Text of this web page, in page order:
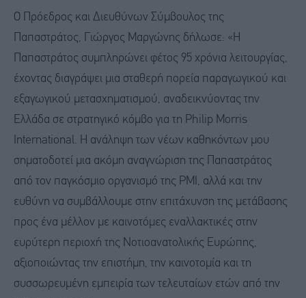
Ο Πρόεδρος και Διευθύνων Σύμβουλος της
Παπαστράτος, Γιώργος Μαργώνης δήλωσε: «Η
Παπαστράτος συμπληρώνει φέτος 95 χρόνια λειτουργίας,
έχοντας διαγράψει μια σταθερή πορεία παραγωγικού και
εξαγωγικού μετασχηματισμού, αναδεικνύοντας την
Ελλάδα σε στρατηγικό κόμβο για τη Philip Morris
International. Η ανάληψη των νέων καθηκόντων μου
σηματοδοτεί μια ακόμη αναγνώριση της Παπαστράτος
από τον παγκόσμιο οργανισμό της PMI, αλλά και την
ευθύνη να συμβάλλουμε στην επιτάχυνση της μετάβασης
προς ένα μέλλον με καινοτόμες εναλλακτικές στην
ευρύτερη περιοχή της Νοτιοανατολικής Ευρώπης,
αξιοποιώντας την επιστήμη, την καινοτομία και τη
συσσωρευμένη εμπειρία των τελευταίων ετών από την